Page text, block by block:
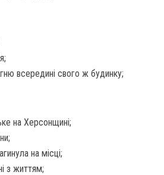
всередині свого ж будинку;
на Херсонщині;
на місці;
з життям;